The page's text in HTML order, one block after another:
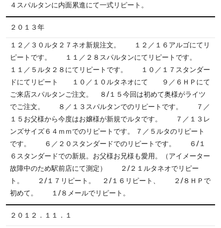
４スパルタンに内面累進にて一式リピート。
２０１３年
１２／３０ルタ２７ネオ新規注文。 １２／１６アルゴにてリ
ピートです。 １１／２８スパルタンにてリピートです。
１１／５ルタ２８にてリピートです。 １０／１７スタンダー
ドにてリピート １０／１０ルタネオにて ９／６ＨＰにて
ご来店スパルタンご注文。 ８/１５今回は初めて奥様がライツ
でご注文。 ８／１３スパルタンでのリピートです。 ７／
１５お父様から今度はお嬢様が新規でルタです。 ７／１３レ
ンズサイズ６４ｍｍでのリピートです。 ７／５ルタのリピート
です。 ６／２０スタンダードでのリピートです。 ６/１
６スタンダードでの新規。お父様お兄様も愛用。（アイメーター
故障中のため駅前店にて測定） ２/２１ルタネオでリピー
ト。 ２/１７リピート。 ２/１６リピート、 ２/８ＨＰで
初めて。 １/８メールでリピート。
２０１２．１１．１